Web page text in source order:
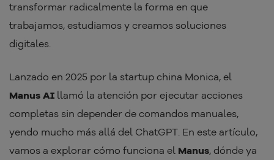
transformar radicalmente la forma en que
trabajamos, estudiamos y creamos soluciones
digitales.
Lanzado en 2025 por la startup china Monica, el
Manus AI llamó la atención por ejecutar acciones
completas sin depender de comandos manuales,
yendo mucho más allá del ChatGPT. En este artículo,
vamos a explorar cómo funciona el Manus, dónde ya